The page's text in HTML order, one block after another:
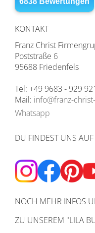
KONTAKT
Franz Christ
Poststraße 6
95688 Friedenfels
Tel: +49 9683 - 929
Mail: info@franz-
Whatsapp
DU FINDEST UNS AUF
NOCH MEHR INFOS
ZU UNSEREM "LILA